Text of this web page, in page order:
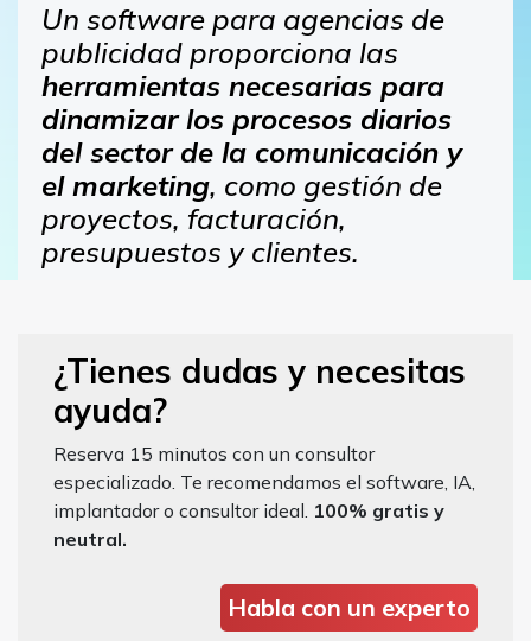
Un software para agencias de
publicidad proporciona las
herramientas necesarias para
dinamizar los procesos diarios
del sector de la comunicación y
el marketing, como gestión de
proyectos, facturación,
presupuestos y clientes.
¿Tienes dudas y necesitas
ayuda?
Reserva 15 minutos con un consultor
especializado. Te recomendamos el software, IA,
implantador o consultor ideal. 100% gratis y
neutral.
Habla con un experto